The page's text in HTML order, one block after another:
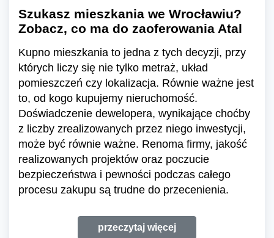
Szukasz mieszkania we Wrocławiu?
Zobacz, co ma do zaoferowania Atal
Kupno mieszkania to jedna z tych decyzji, przy
których liczy się nie tylko metraż, układ
pomieszczeń czy lokalizacja. Równie ważne jest
to, od kogo kupujemy nieruchomość.
Doświadczenie dewelopera, wynikające choćby
z liczby zrealizowanych przez niego inwestycji,
może być równie ważne. Renoma firmy, jakość
realizowanych projektów oraz poczucie
bezpieczeństwa i pewności podczas całego
procesu zakupu są trudne do przecenienia.
przeczytaj więcej